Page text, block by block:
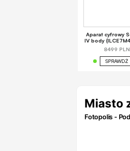
Aparat cyfrowy
IV body
8499 PLN
SPRAWDŹ